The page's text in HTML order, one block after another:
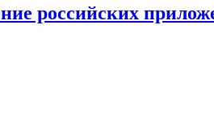
российских